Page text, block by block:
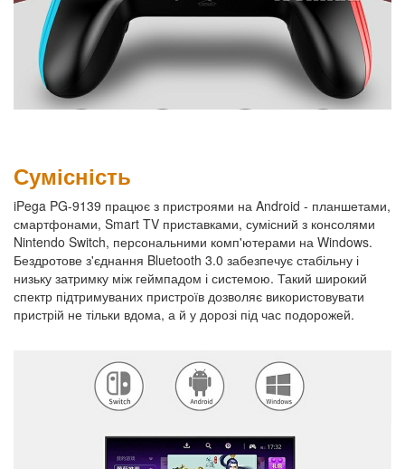
Сумісність
iPega PG-9139 працює з пристроями на Android - планшетами,
смартфонами, Smart TV приставками, сумісний з консолями
Nintendo Switch, персональними комп'ютерами на Windows.
Бездротове з'єднання Bluetooth 3.0 забезпечує стабільну і
низьку затримку між геймпадом і системою. Такий широкий
спектр підтримуваних пристроїв дозволяє використовувати
пристрій не тільки вдома, а й у дорозі під час подорожей.